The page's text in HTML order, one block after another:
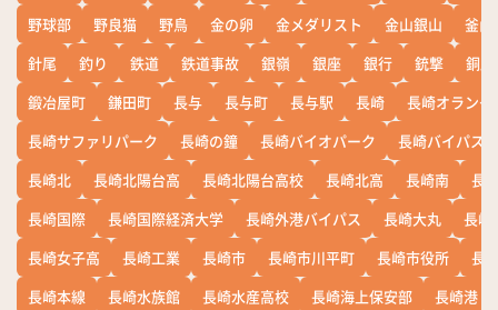
野球部
野良猫 野鳥 金の卵 金メダリスト 金山銀山
釜山
針尾
釣り 鉄道 鉄道事故 銀嶺 銀座 銀行 銃撃
銅座
鍛冶屋町
鎌田町 長与 長与町 長与駅 長崎
長崎オランダ
長崎サファリパーク
長崎の鐘 長崎バイオパーク
長崎バイパス
長崎北
長崎北陽台高 長崎北陽台高校 長崎北高 長崎南
長
長崎国際
長崎国際経済大学 長崎外港バイパス 長崎大丸
長崎
長崎女子高
長崎工業 長崎市 長崎市川平町 長崎市役所
長
長崎本線
長崎水族館 長崎水産高校 長崎海上保安部
長崎港